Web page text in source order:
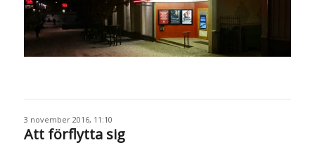
3 november 2016, 11:10
Att förflytta sig